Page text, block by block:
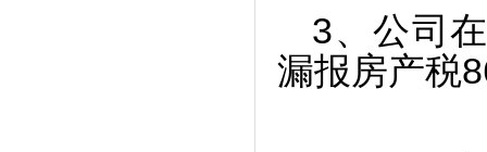
3、公司
漏报房产税